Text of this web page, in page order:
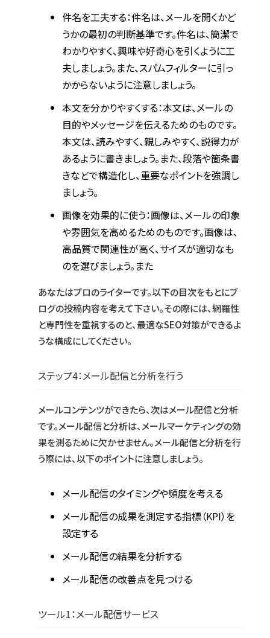
件名を工夫する：件名は、メールを開くかど
うかの最初の判断基準です。件名は、簡潔で
わかりやすく、興味や好奇心を引くように工
夫しましょう。また、スパムフィルターに引っ
かからないように注意しましょう。
本文を分かりやすくする：本文は、メールの
目的やメッセージを伝えるためのものです。
本文は、読みやすく、親しみやすく、説得力が
あるように書きましょう。また、段落や箇条書
きなどで構造化し、重要なポイントを強調し
ましょう。
画像を効果的に使う：画像は、メールの印象
や雰囲気を高めるためのものです。画像は、
高品質で関連性が高く、サイズが適切なも
のを選びましょう。また
あなたはプロのライターです。以下の目次をもとにブ
ログの投稿内容を考えて下さい。その際には、網羅性
と専門性を重視するのと、最適なSEO対策ができるよ
うな構成にしてください。
ステップ4：メール配信と分析を行う
メールコンテンツができたら、次はメール配信と分析
です。メール配信と分析は、メールマーケティングの効
果を測るために欠かせません。メール配信と分析を行
う際には、以下のポイントに注意しましょう。
メール配信のタイミングや頻度を考える
メール配信の成果を測定する指標（KPI）を
設定する
メール配信の結果を分析する
メール配信の改善点を見つける
ツール1：メール配信サービス